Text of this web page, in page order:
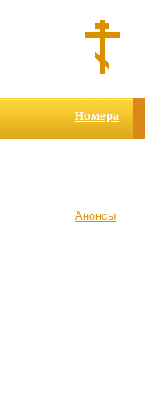
Номера
Анонсы